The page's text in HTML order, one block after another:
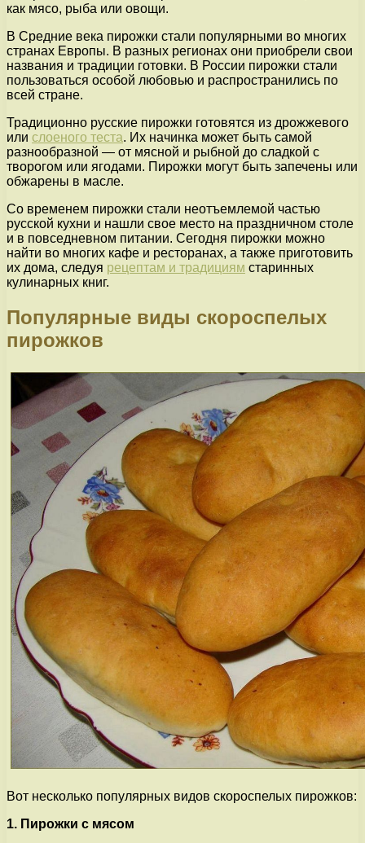
как мясо, рыба или овощи.
В Средние века пирожки стали популярными во многих
странах Европы. В разных регионах они приобрели свои
названия и традиции готовки. В России пирожки стали
пользоваться особой любовью и распространились по
всей стране.
Традиционно русские пирожки готовятся из дрожжевого
или слоеного теста. Их начинка может быть самой
разнообразной — от мясной и рыбной до сладкой с
творогом или ягодами. Пирожки могут быть запечены или
обжарены в масле.
Со временем пирожки стали неотъемлемой частью
русской кухни и нашли свое место на праздничном столе
и в повседневном питании. Сегодня пирожки можно
найти во многих кафе и ресторанах, а также приготовить
их дома, следуя рецептам и традициям старинных
кулинарных книг.
Популярные виды скороспелых
пирожков
Вот несколько популярных видов скороспелых пирожков:
1. Пирожки с мясом